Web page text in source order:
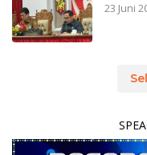
23 Juni